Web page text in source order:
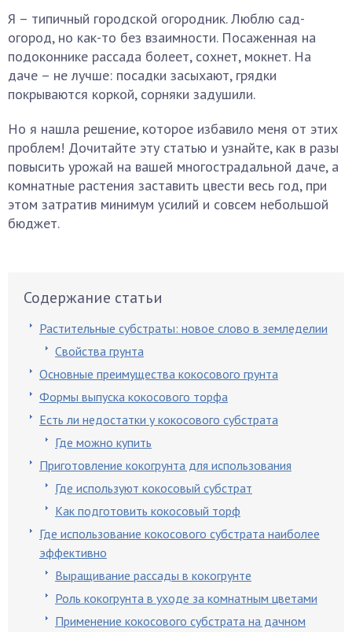
Я – типичный городской огородник. Люблю сад-
огород, но как-то без взаимности. Посаженная на
подоконнике рассада болеет, сохнет, мокнет. На
даче – не лучше: посадки засыхают, грядки
покрываются коркой, сорняки задушили.
Но я нашла решение, которое избавило меня от этих
проблем! Дочитайте эту статью и узнайте, как в разы
повысить урожай на вашей многострадальной даче, а
комнатные растения заставить цвести весь год, при
этом затратив минимум усилий и совсем небольшой
бюджет.
Содержание статьи
Растительные субстраты: новое слово в земледелии
Свойства грунта
Основные преимущества кокосового грунта
Формы выпуска кокосового торфа
Есть ли недостатки у кокосового субстрата
Где можно купить
Приготовление кокогрунта для использования
Где используют кокосовый субстрат
Как подготовить кокосовый торф
Где использование кокосового субстрата наиболее
эффективно
Выращивание рассады в кокогрунте
Роль кокогрунта в уходе за комнатным цветами
Применение кокосового субстрата на дачном